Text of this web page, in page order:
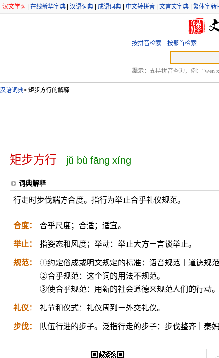
汉文学网 在线新华字典 汉语词典 成语词典 中文转拼音 文言文字典 繁体字转
按拼音检索 按部首检索
提示： 支持拼音查询，例：“wen
汉语词典> 矩步方行的解释
矩步方行 jǔ bù fāng xíng
词典解释
行走时步伐端方合度。指行为举止合乎礼仪规范。
合度： 合乎尺度；合适；适宜。
举止： 指姿态和风度；举动：举止大方ㄧ言谈举止。
规范：
①约定俗成或明文规定的标准：语音规范丨道德规
②合乎规范：这个词的用法不规范。
③使合乎规范：用新的社会道德来规范人们的行动。
礼仪： 礼节和仪式：礼仪周到ㄧ外交礼仪。
步伐： 队伍行进的步子。泛指行走的步子：步伐整齐｜秦